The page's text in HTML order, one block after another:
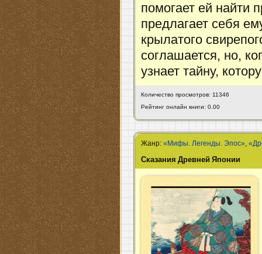
помогает ей найти
предлагает себя
крылатого
соглашается, но,
узнает тайну,
Количество просмотров: 11346
Рейтинг онлайн книги: 0.00
Жанр:«Мифы. Легенды. Эпос» ,
Сказания Древней Японии